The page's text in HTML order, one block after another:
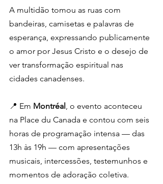
A multidão tomou as ruas com
bandeiras, camisetas e palavras de
esperança, expressando publicamente
o amor por Jesus Cristo e o desejo de
ver transformação espiritual nas
cidades canadenses.
📍 Em Montréal , o evento aconteceu
na Place du Canada e contou com seis
horas de programação intensa — das
13h às 19h — com apresentações
musicais, intercessões, testemunhos e
momentos de adoração coletiva.